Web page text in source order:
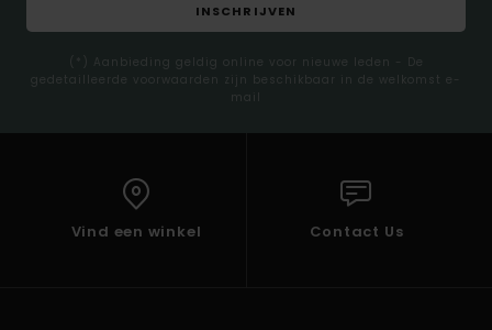
INSCHRIJVEN
(*) Aanbieding geldig online voor nieuwe leden - De
gedetailleerde voorwaarden zijn beschikbaar in de welkomst e-
mail
Vind een winkel Contact Us